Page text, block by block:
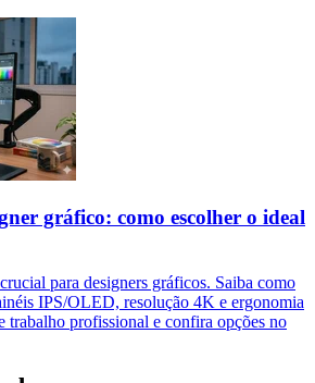
gráfico: como escolher o ideal
para designers gráficos. Saiba como
IPS/OLED, resolução 4K e ergonomia
trabalho profissional e confira opções no